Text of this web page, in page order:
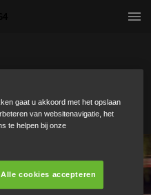
gaat u akkoord met het opslaan
van websitenavigatie, het
te helpen bij onze
Alle cookies accepteren